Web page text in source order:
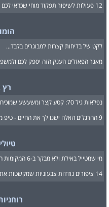
12 פעולות לשיפור תפקוד מוחי שכדאי לכם לבצע, במיוחד את 6!
לקט של בדיחות קצרות למבוגרים בלבד...
מאגר הפאזלים הענק הזה יספק לכם
נפלאות גיל 70: קטע קצר ומשעשע שמוכיח שלכל גיל יש יתרונות!
9 ההרגלים האלה ישנו לך את החיים - טיפ מספר 5 מומלץ בחום!
מי שמטייל באילת ולא מבקר ב-6 המקומות הנהדרים האלה - מפספס!
14 ציפורים נודדות צבעוניות שמקשטות את שמי הארץ בימי האביב